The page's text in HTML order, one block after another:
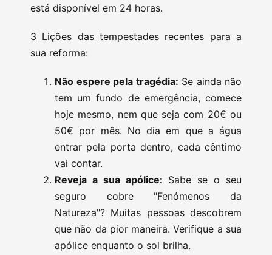
está disponível em 24 horas.
3 Lições das tempestades recentes para a
sua reforma:
Não espere pela tragédia: Se ainda não
tem um fundo de emergência, comece
hoje mesmo, nem que seja com 20€ ou
50€ por mês. No dia em que a água
entrar pela porta dentro, cada cêntimo
vai contar.
Reveja a sua apólice: Sabe se o seu
seguro cobre "Fenómenos da
Natureza"? Muitas pessoas descobrem
que não da pior maneira. Verifique a sua
apólice enquanto o sol brilha.